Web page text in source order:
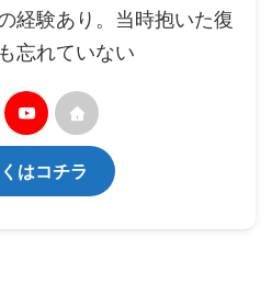
経験あり。当時抱いた復
忘れていない
はコチラ